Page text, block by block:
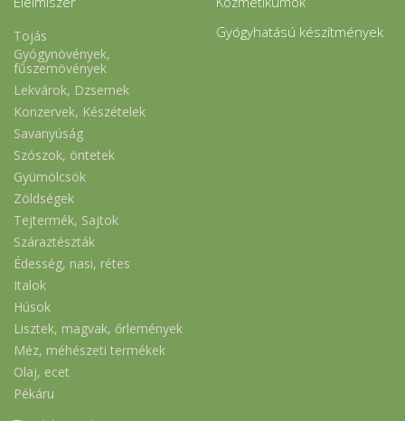
Tojás
Gyógynövények,
fűszernövények
Lekvárok, Dzsemek
Konzervek, Készételek
Savanyúság
Szószok, öntetek
Gyümölcsök
Zöldségek
Tejtermék, Sajtok
Száraztészták
Édesség, nasi, rétes
Italok
Húsok
Lisztek, magvak, őrlemények
Méz, méhészeti termékek
Olaj, ecet
Pékáru
Gyógyhatású készítmények